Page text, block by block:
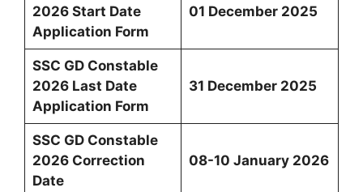
2026Start Date
Application Form
01 December 2025
SSC GD Constable
2026 Last Date
Application Form
31 December 2025
SSC GD Constable
2026 Correction
Date
08-10 January 2026